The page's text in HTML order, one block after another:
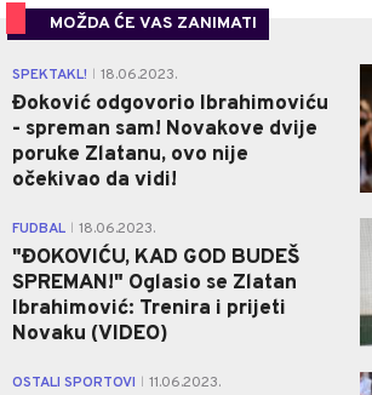
MOŽDA ĆE VAS ZANIMATI
SPEKTAKL! 18.06.2023.
Đoković odgovorio Ibrahimoviću
- spreman sam! Novakove dvije
poruke Zlatanu, ovo nije
očekivao da vidi!
FUDBAL 18.06.2023.
"ĐOKOVIĆU, KAD GOD BUDEŠ
SPREMAN!" Oglasio se Zlatan
Ibrahimović: Trenira i prijeti
Novaku (VIDEO)
OSTALI SPORTOVI 11.06.2023.